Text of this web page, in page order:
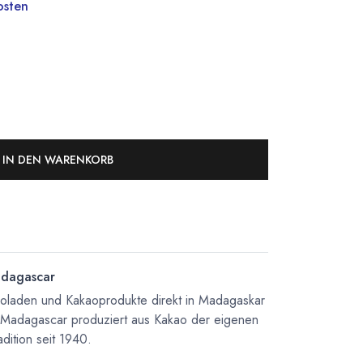
IN DEN WARENKORB
und Kakaoprodukte direkt in Madagaskar
produziert aus Kakao der eigenen
seit 1940.